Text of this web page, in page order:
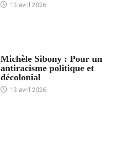
13 avril 2026
Michèle Sibony : Pour un
antiracisme politique et
décolonial
13 avril 2026